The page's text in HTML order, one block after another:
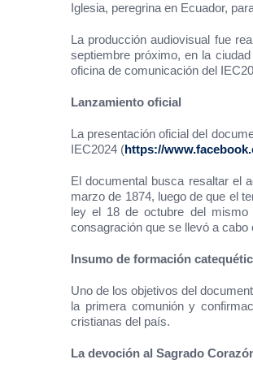
Iglesia, peregrina en Ecuador,
La producción audiovisual fue
septiembre próximo, en la
oficina de comunicación del
Lanzamiento oficial
La presentación oficial del
IEC2024 (https://
El documental busca resaltar el
marzo de 1874, luego de que el
ley el 18 de octubre del mismo
consagración que se llevó a cabo
Insumo de formación
Uno de los objetivos del
la primera comunión y
cristianas del país.
La devoción al Sagrado